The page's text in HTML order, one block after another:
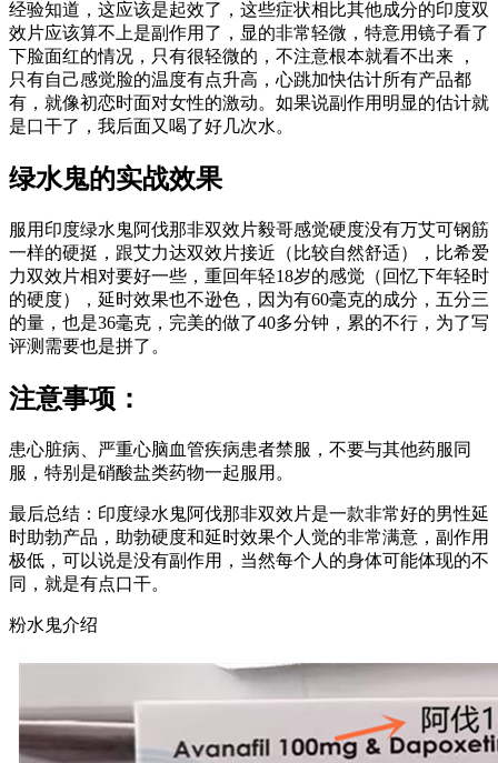
经验知道，这应该是起效了，这些症状相比其他成分的印度双
效片应该算不上是副作用了，显的非常轻微，特意用镜子看了
下脸面红的情况，只有很轻微的，不注意根本就看不出来 ，
只有自己感觉脸的温度有点升高，心跳加快估计所有产品都
有，就像初恋时面对女性的激动。如果说副作用明显的估计就
是口干了，我后面又喝了好几次水。
绿水鬼的实战效果
服用印度绿水鬼阿伐那非双效片毅哥感觉硬度没有万艾可钢筋
一样的硬挺，跟艾力达双效片接近（比较自然舒适），比希爱
力双效片相对要好一些，重回年轻18岁的感觉（回忆下年轻时
的硬度），延时效果也不逊色，因为有60毫克的成分，五分三
的量，也是36毫克，完美的做了40多分钟，累的不行，为了写
评测需要也是拼了。
注意事项：
患心脏病、严重心脑血管疾病患者禁服，不要与其他药服同
服，特别是硝酸盐类药物一起服用。
最后总结：印度绿水鬼阿伐那非双效片是一款非常好的男性延
时助勃产品，助勃硬度和延时效果个人觉的非常满意，副作用
极低，可以说是没有副作用，当然每个人的身体可能体现的不
同，就是有点口干。
粉水鬼介绍